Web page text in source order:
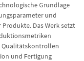
Grundlage
und
Das Werk setzt
Qualitätskontrollen
und Fertigung